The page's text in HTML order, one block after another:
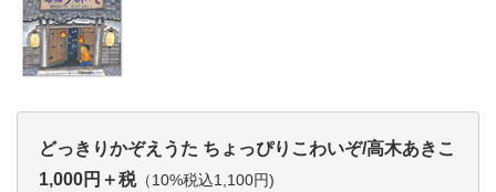
どっきりかぞえうた ちょっぴりこわいぞ/高木あきこ
1,000円＋税（10%税込1,100円)